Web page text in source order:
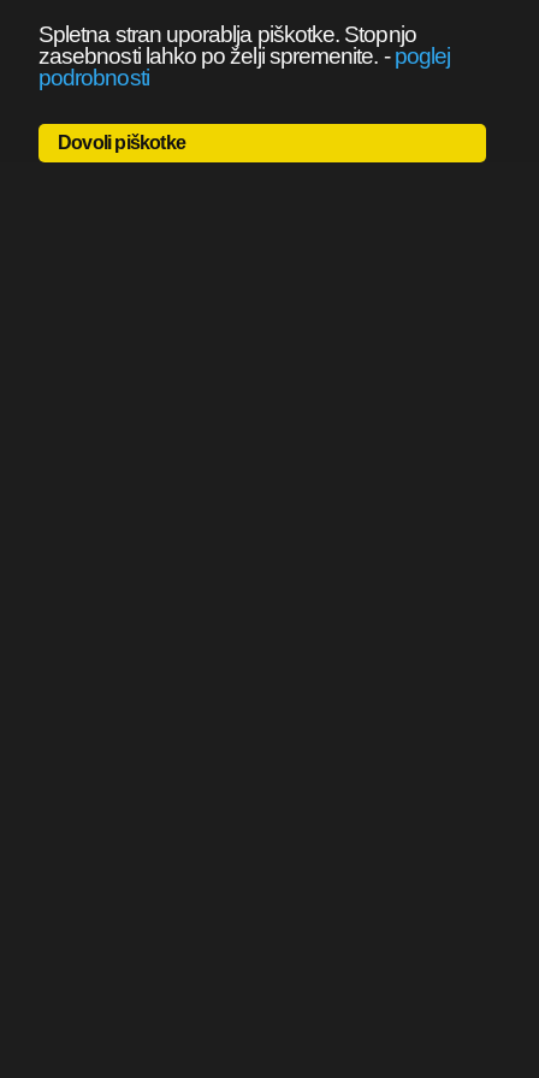
Spletna stran uporablja piškotke. Stopnjo
zasebnosti lahko po želji spremenite. -poglej
podrobnosti
Dovoli piškotke